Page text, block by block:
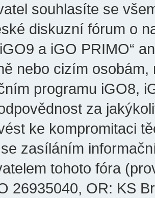
souhlasíte se
diskuzní fórum o
a iGO PRIMO“
nebo cizím
programu iGO8,
za
ke kompromitaci
zasíláním
tohoto fóra
26935040, OR: KS